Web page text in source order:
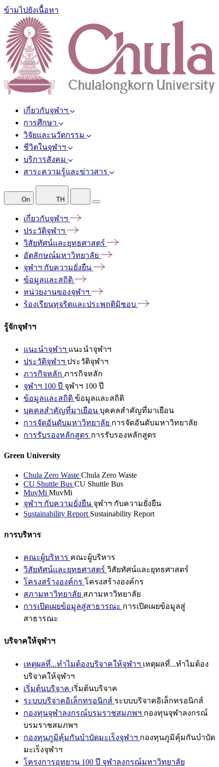
ข้ามไปยังเนื้อหา
เกี่ยวกับจุฬาฯ
การศึกษา
วิจัยและนวัตกรรม
ชีวิตในจุฬาฯ
บริการสังคม
สาระความรู้และข่าวสาร
On TH
เกี่ยวกับจุฬาฯ
ประวัติจุฬาฯ
วิสัยทัศน์และยุทธศาสตร์
อัตลักษณ์มหาวิทยาลัย
จุฬาฯ กับความยั่งยืน
ข้อมูลและสถิติ
หน่วยงานของจุฬาฯ
ร้องเรียนทุจริตและประพฤติมิชอบ
รู้จักจุฬาฯ
แนะนำจุฬาฯ แนะนำจุฬาฯ
ประวัติจุฬาฯ ประวัติจุฬาฯ
ภารกิจหลัก ภารกิจหลัก
จุฬาฯ 100 ปี จุฬาฯ 100 ปี
ข้อมูลและสถิติ ข้อมูลและสถิติ
บุคคลสำคัญที่มาเยือน บุคคลสำคัญที่มาเยือน
การจัดอันดับมหาวิทยาลัย การจัดอันดับมหาวิทยาลัย
การรับรองหลักสูตร การรับรองหลักสูตร
Green University
Chula Zero Waste Chula Zero Waste
CU Shuttle Bus CU Shuttle Bus
MuvMi MuvMi
จุฬาฯ กับความยั่งยืน จุฬาฯ กับความยั่งยืน
Sustainability Report Sustainability Report
การบริหาร
คณะผู้บริหาร คณะผู้บริหาร
วิสัยทัศน์และยุทธศาสตร์ วิสัยทัศน์และยุทธศาสตร์
โครงสร้างองค์กร โครงสร้างองค์กร
สภามหาวิทยาลัย สภามหาวิทยาลัย
การเปิดเผยข้อมูลสู่สาธารณะ การเปิดเผยข้อมูลสู่
สาธารณะ
บริจาคให้จุฬาฯ
เหตุผลที่...ทำไมต้องบริจาคให้จุฬาฯ เหตุผลที่...ทำไมต้อง
บริจาคให้จุฬาฯ
เริ่มต้นบริจาค เริ่มต้นบริจาค
ระบบบริจาคอิเล็กทรอนิกส์ ระบบบริจาคอิเล็กทรอนิกส์
กองทุนจุฬาลงกรณ์บรมราชสมภพฯ กองทุนจุฬาลงกรณ์
บรมราชสมภพฯ
กองทุนภูมิคุ้มกันบำบัดมะเร็งจุฬาฯ กองทุนภูมิคุ้มกันบำบัด
มะเร็งจุฬาฯ
โครงการอุทยาน 100 ปี จุฬาลงกรณ์มหาวิทยาลัย